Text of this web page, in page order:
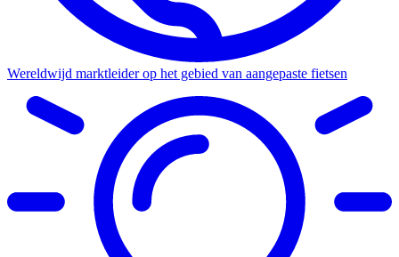
Wereldwijd marktleider op het gebied van aangepaste fietsen